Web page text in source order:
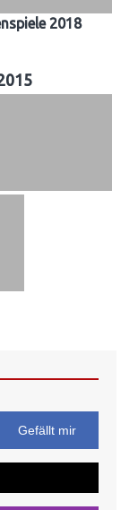
2018
Gefällt mir